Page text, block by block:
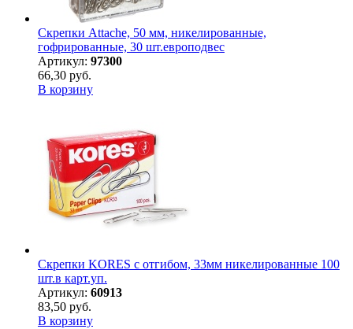
Скрепки Attache, 50 мм, никелированные,
гофрированные, 30 шт.европодвес
Артикул: 97300
66,30 руб.
В корзину
Скрепки KORES с отгибом, 33мм никелированные 100
шт.в карт.уп.
Артикул: 60913
83,50 руб.
В корзину